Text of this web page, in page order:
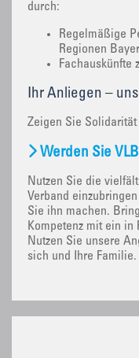
durch:
Regelmäßige
Regionen
Fachauskünfte
Ihr Anliegen –
Zeigen Sie
Werden Sie
Nutzen Sie die
Verband
Sie ihn machen.
Kompetenz mit ein in
Nutzen Sie unsere
sich und Ihre Familie.